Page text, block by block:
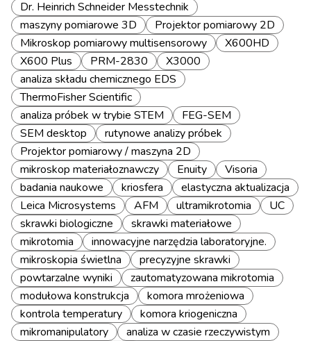
Dr. Heinrich Schneider Messtechnik
maszyny pomiarowe 3D
Projektor pomiarowy 2D
Mikroskop pomiarowy multisensorowy
X600HD
X600 Plus
PRM-2830
X3000
analiza składu chemicznego EDS
ThermoFisher Scientific
analiza próbek w trybie STEM
FEG-SEM
SEM desktop
rutynowe analizy próbek
Projektor pomiarowy / maszyna 2D
mikroskop materiałoznawczy
Enuity
Visoria
badania naukowe
kriosfera
elastyczna aktualizacja
Leica Microsystems
AFM ultramikrotomia
UC
skrawki biologiczne
skrawki materiałowe
mikrotomia
innowacyjne narzędzia laboratoryjne.
mikroskopia świetlna
precyzyjne skrawki
powtarzalne wyniki
zautomatyzowana mikrotomia
modułowa konstrukcja
komora mrożeniowa
kontrola temperatury
komora kriogeniczna
mikromanipulatory
analiza w czasie rzeczywistym